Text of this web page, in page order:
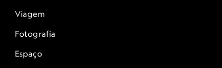
Viagem
Fotografia
Espaço